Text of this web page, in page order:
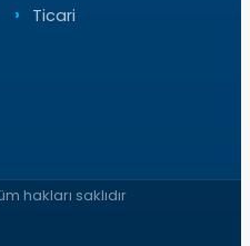
Ticari
hakları saklıdır